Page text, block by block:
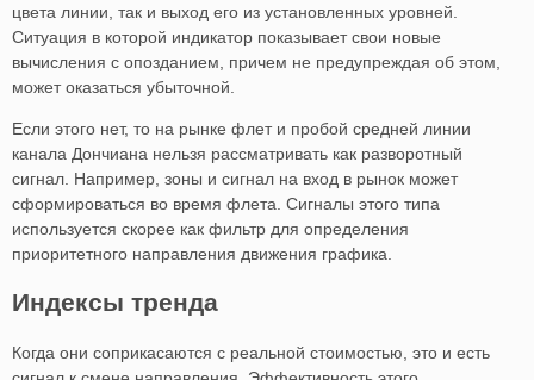
цвета линии, так и выход его из установленных уровней.
Ситуация в которой индикатор показывает свои новые
вычисления с опозданием, причем не предупреждая об этом,
может оказаться убыточной.
Если этого нет, то на рынке флет и пробой средней линии
канала Дончиана нельзя рассматривать как разворотный
сигнал. Например, зоны и сигнал на вход в рынок может
сформироваться во время флета. Сигналы этого типа
используется скорее как фильтр для определения
приоритетного направления движения графика.
Индексы тренда
Когда они соприкасаются с реальной стоимостью, это и есть